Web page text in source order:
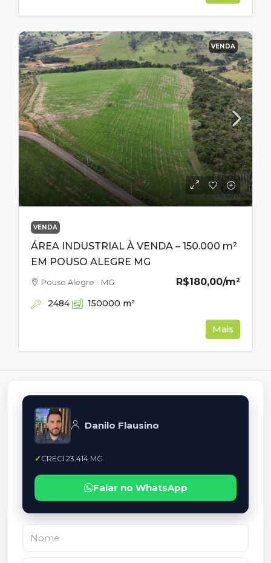
VENDA
VENDA
ÁREA INDUSTRIAL À VENDA – 150.000 m²
EM POUSO ALEGRE MG
R$180,00/m²
Pouso Alegre - MG
2484 150000 m²
Mais
Danilo Flausino
CRECI 23.414 MG
Falar no WhatsApp